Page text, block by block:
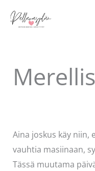
sisältöön
Aina joskus käy
vauhtia masiinaan,
Tässä muutama